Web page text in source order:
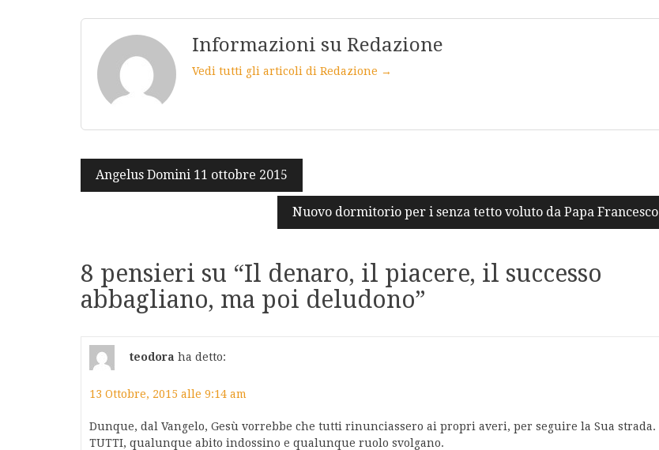
Informazioni su Redazione
Vedi tutti gli articoli di Redazione →
Navigazione
articoli
Angelus Domini 11 ottobre 2015
Nuovo dormitorio per i senza tetto voluto da Papa Francesco
8 pensieri su “Il denaro, il piacere, il successo
abbagliano, ma poi deludono”
teodora ha detto:
13 Ottobre, 2015 alle 9:14 am
Dunque, dal Vangelo, Gesù vorrebbe che tutti rinunciassero ai propri averi, per seguire la Sua strada.
TUTTI, qualunque abito indossino e qualunque ruolo svolgano.